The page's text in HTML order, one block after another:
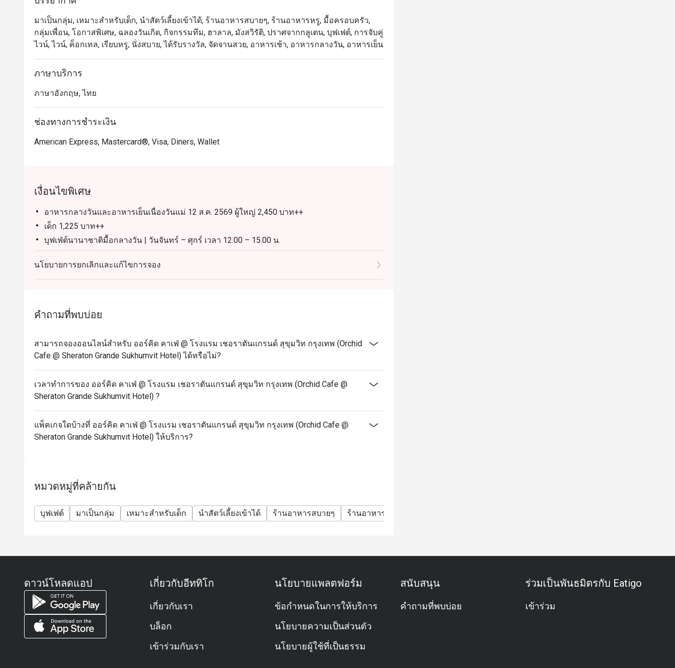
ครอบครัวและการพบปะทางธุรกิจ ไฮไลต์เมนูเด่น ได้แก่ อาหารทะเลสดใหม่ ซาชิมิญี่ปุ่น และเนื้อย่าง
จากมุมคาร์เวอรี่ พร้อมเมนูนานาชาติและของหวานทำสดใหม่ทุกวัน
Orchid Cafe เป็นหนึ่งในร้านบุฟเฟ่ต์ยอดนิยมของกรุงเทพฯ ที่ได้รับเสียงชื่นชมจากทั้งลูกค้าประจำและ
นักท่องเที่ยว โดดเด่นด้วยคุณภาพอาหารที่สม่ำเสมอ บริการอบอุ่น และเมนูที่หลากหลาย ครบทั้งซีฟู้ด
Asok
การจองผ่านแอปหรือเว็บไซต์ Eatigo คือวิธีที่ชาญฉลาดที่สุดในการรับประทานอาหาร เพียงเลือกช่วง
มาเป็นกลุ่ม, เหมาะสำหรับเด็ก, นำสัตว์เลี้ยงเข้าได้, ร้านอาหารสบายๆ, ร้านอาหารหรู, มื้อครอบครัว,
กลุ่มเพื่อน, โอกาสพิเศษ, ฉลองวันเกิด, กิจกรรมทีม, ฮาลาล, มังสวิรัติ, ปราศจากกลูเตน, บุฟเฟต์, การจับคู่
ไวน์, ไวน์, ค็อกเทล, เรียบหรู, นั่งสบาย, ได้รับรางวัล, จัดจานสวย, อาหารเช้า, อาหารกลางวัน, อาหารเย็น
ภาษาบริการ
ภาษาอังกฤษ, ไทย
ช่องทางการชำระเงิน
American Express, Mastercard®, Visa, Diners, Wallet
เงื่อนไขพิเศษ
อาหารกลางวันและอาหารเย็นเนื่องวันแม่ 12 ส.ค. 2569 ผู้ใหญ่ 2,450 บาท++
เด็ก 1,225 บาท++
บุฟเฟ่ต์นานาชาติมื้อกลางวัน | วันจันทร์ – ศุกร์ เวลา 12.00 – 15.00 น.
ผู้ใหญ่: 1,600++ บาท ต่อท่าน
เด็ก (อายุ 3 – 12 ปี): 800++ บาท ต่อท่าน
บุฟเฟ่ต์นานาชาติมื้อกลางวัน | วันเสาร์ เวลา 12.00 – 15.00 น.
เด็ก (อายุ 3 – 12 ปี): 950++ บาท ต่อท่าน
ผู้ใหญ่: 1,950++ บาท ต่อท่าน
เด็ก (อายุ 3 – 12 ปี): 975++ บาท ต่อท่าน
ท่าน
เด็ก (3 – 12 ปี): 1,225++ บาท ต่อท่าน
ส่วนลดใช้ได้เฉพาะราคาบุฟเฟ่ต์เท่านั้น ไม่สามารถใช้ได้กับเมนูตามสั่งและราคาเด็ก
Frequently Asked Questions
ให้บริการอาหารนานาชาติในรูปแบบ บุฟเฟต์และเมนูตามสั่ง (à la carte) มีทั้งอาหารไทย ญี่ปุ่น ตะวัน
ถาม: ร้านเปิดให้บริการเวลาไหนบ้าง?
ถาม: ต้องจองโต๊ะล่วงหน้าหรือสามารถ Walk-in ได้เลย?
หรือวันที่มีบุฟเฟต์พิเศษ เพื่อให้มั่นใจว่าจะมีที่นั่งแน่นอนครับ
ถาม: ราคาบุฟเฟต์เท่าไหร่? มีราคาสำหรับเด็กไหม?
ตอบ:
ประเภทบุฟเฟต์
ผู้ใหญ่
นโยบายการยกเลิกและแก้ไขการจอง
คำถามที่พบบ่อย
สามารถจองออนไลน์สำหรับ ออร์คิด คาเฟ่ @ โรงแรม เชอราตันแกรนด์ สุขุมวิท กรุงเทพ (Orchid
Cafe @ Sheraton Grande Sukhumvit Hotel) ได้หรือไม่?
เวลาทำการของ ออร์คิด คาเฟ่ @ โรงแรม เชอราตันแกรนด์ สุขุมวิท กรุงเทพ (Orchid Cafe @
Sheraton Grande Sukhumvit Hotel) ?
แพ็คเกจใดบ้างที่ ออร์คิด คาเฟ่ @ โรงแรม เชอราตันแกรนด์ สุขุมวิท กรุงเทพ (Orchid Cafe @
Sheraton Grande Sukhumvit Hotel) ให้บริการ?
หมวดหมู่ที่คล้ายกัน
บุฟเฟต์ มาเป็นกลุ่ม เหมาะสำหรับเด็ก นำสัตว์เลี้ยงเข้าได้ ร้านอาหารสบายๆ ร้านอาหารหรู
ดาวน์โหลดแอป เกี่ยวกับอีททิโก
เกี่ยวกับเรา
บล็อก
เข้าร่วมกับเรา
นโยบายแพลตฟอร์ม
ข้อกำหนดในการให้บริการ
นโยบายความเป็นส่วนตัว
นโยบายผู้ใช้ที่เป็นธรรม
สนับสนุน
คำถามที่พบบ่อย
ร่วมเป็นพันธมิตรกับ Eatigo
เข้าร่วม